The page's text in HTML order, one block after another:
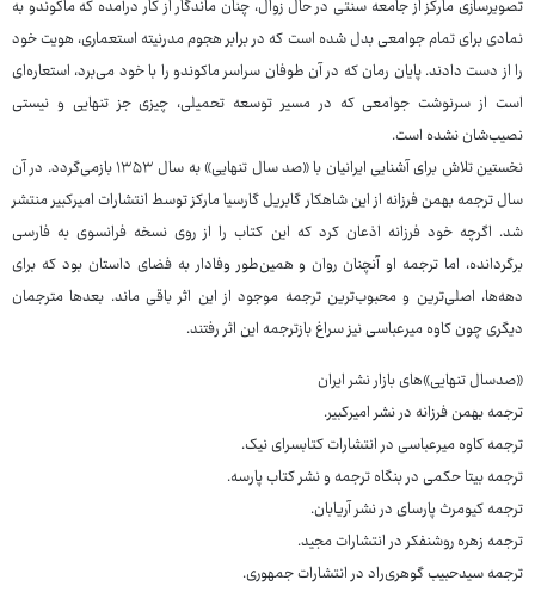
تصویرسازی مارکز از جامعه سنتی در حال زوال، چنان ماندگار از کار درآمده که ماکوندو به
نمادی برای تمام جوامعی بدل شده است که در برابر هجوم مدرنیته استعماری، هویت خود
را از دست دادند. پایان رمان که در آن طوفان سراسر ماکوندو را با خود می‌برد، استعاره‌ای
است از سرنوشت جوامعی که در مسیر توسعه تحمیلی، چیزی جز تنهایی و نیستی
نصیب‌شان نشده است.
نخستین تلاش برای آشنایی ایرانیان با «صد سال تنهایی» به سال ۱۳۵۳ بازمی‌گردد. در آن
سال ترجمه بهمن فرزانه از این شاهکار گابریل گارسیا مارکز توسط انتشارات امیرکبیر منتشر
شد. اگرچه خود فرزانه اذعان کرد که این کتاب را از روی نسخه فرانسوی به فارسی
برگردانده، اما ترجمه او آنچنان روان و همین‌طور وفادار به فضای داستان بود که برای
دهه‌ها، اصلی‌ترین و محبوب‌ترین ترجمه موجود از این اثر باقی ماند. بعدها مترجمان
دیگری چون کاوه میرعباسی نیز سراغ بازترجمه این اثر رفتند.
«صدسال تنهایی»های بازار نشر ایران
ترجمه بهمن فرزانه در نشر امیرکبیر.
ترجمه کاوه میرعباسی در انتشارات کتابسرای نیک.
ترجمه بیتا حکمی در بنگاه ترجمه و نشر کتاب پارسه.
ترجمه کیومرث پارسای در نشر آریابان.
ترجمه زهره روشنفکر در انتشارات مجید.
ترجمه سیدحبیب گوهری‌راد در انتشارات جمهوری.